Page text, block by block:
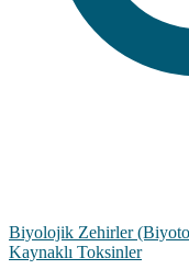
Biyolojik Zehirler
Kaynaklı Toksinler